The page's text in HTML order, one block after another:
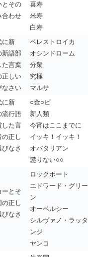
とその
合わせ
喜寿
米寿
白寿
に新
新語部
た言葉
正しい
なさい
ペレストロイカ
オシンドローム
分衆
究極
マルサ
に新
流行語
した言
正し
なさ
○金○ビ
新人類
今宵はここまでに
イッキ！イッキ！
オバタリアン
懲りない○○
ーとそ
正し
なさ
ロックポート
エドワード・グリー
ン
オーベルシー
シルヴァノ・ラッタ
ンジ
ヤンコ